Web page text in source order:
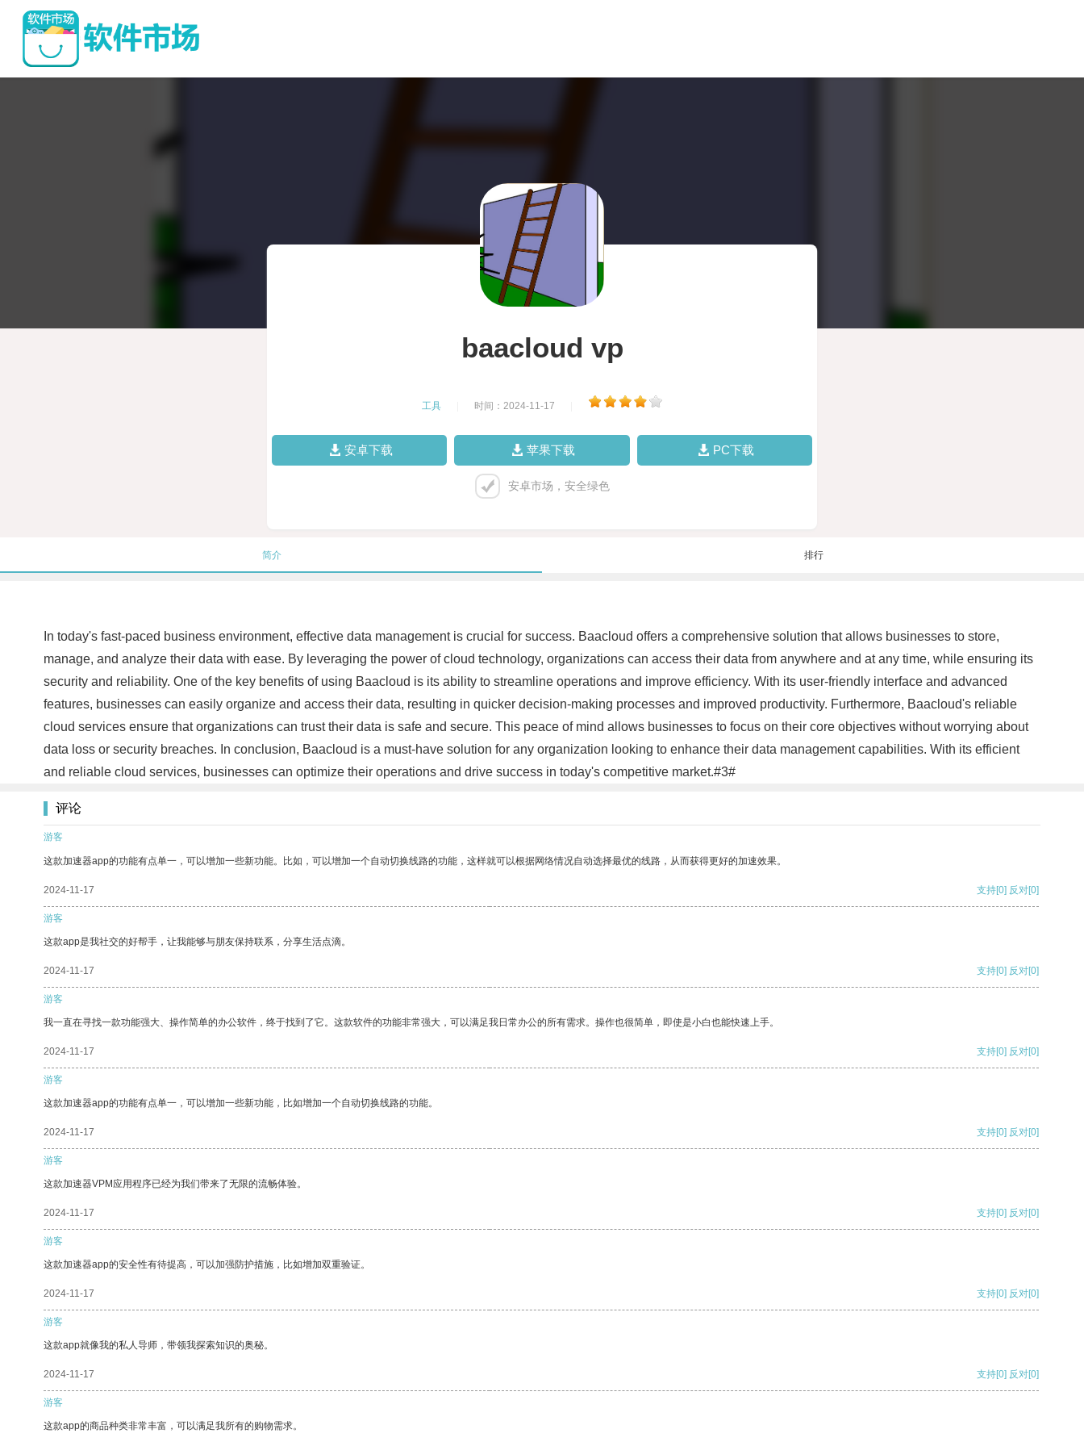
baacloud vp
工具 时间：2024-11-17
安卓下载 苹果下载 PC下载
安卓市场，安全绿色
简介 排行
In today's fast-paced business environment, effective data management is crucial for success. Baacloud offers a comprehensive solution that allows businesses to store,
manage, and analyze their data with ease. By leveraging the power of cloud technology, organizations can access their data from anywhere and at any time, while ensuring its
security and reliability. One of the key benefits of using Baacloud is its ability to streamline operations and improve efficiency. With its user-friendly interface and advanced
features, businesses can easily organize and access their data, resulting in quicker decision-making processes and improved productivity. Furthermore, Baacloud's reliable
cloud services ensure that organizations can trust their data is safe and secure. This peace of mind allows businesses to focus on their core objectives without worrying about
data loss or security breaches. In conclusion, Baacloud is a must-have solution for any organization looking to enhance their data management capabilities. With its efficient
and reliable cloud services, businesses can optimize their operations and drive success in today's competitive market.#3#
评论
游客
这款加速器app的功能有点单一，可以增加一些新功能。比如，可以增加一个自动切换线路的功能，这样就可以根据网络情况自动选择最优的线路，从而获得更好的加速效果。
2024-11-17 支持[0] 反对[0]
游客
这款app是我社交的好帮手，让我能够与朋友保持联系，分享生活点滴。
2024-11-17 支持[0] 反对[0]
游客
我一直在寻找一款功能强大、操作简单的办公软件，终于找到了它。这款软件的功能非常强大，可以满足我日常办公的所有需求。操作也很简单，即使是小白也能快速上手。
2024-11-17 支持[0] 反对[0]
游客
这款加速器app的功能有点单一，可以增加一些新功能，比如增加一个自动切换线路的功能。
2024-11-17 支持[0] 反对[0]
游客
这款加速器VPM应用程序已经为我们带来了无限的流畅体验。
2024-11-17 支持[0] 反对[0]
游客
这款加速器app的安全性有待提高，可以加强防护措施，比如增加双重验证。
2024-11-17 支持[0] 反对[0]
游客
这款app就像我的私人导师，带领我探索知识的奥秘。
2024-11-17 支持[0] 反对[0]
游客
这款app的商品种类非常丰富，可以满足我所有的购物需求。